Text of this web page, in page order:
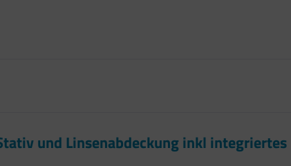
und Linsenabdeckung inkl